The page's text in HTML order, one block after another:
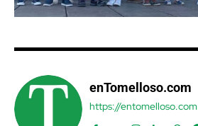
enTomelloso.com
https://entomelloso.com